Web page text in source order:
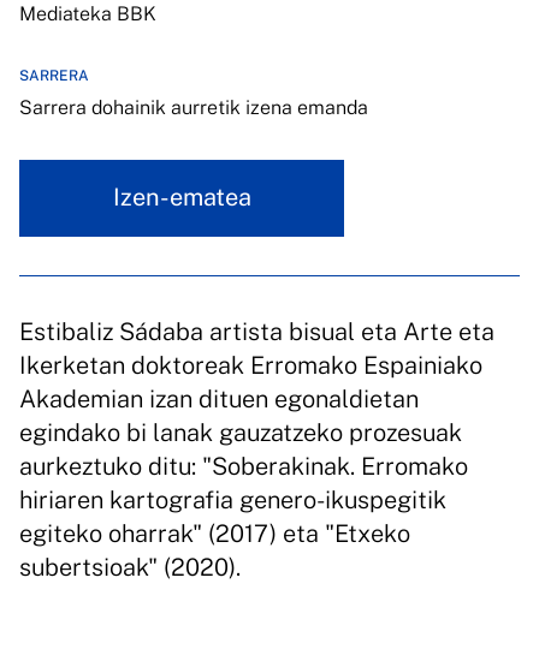
Mediateka BBK
SARRERA
Sarrera dohainik aurretik izena emanda
Izen-ematea
Estibaliz Sádaba artista bisual eta Arte eta
Ikerketan doktoreak Erromako Espainiako
Akademian izan dituen egonaldietan
egindako bi lanak gauzatzeko prozesuak
aurkeztuko ditu: "Soberakinak. Erromako
hiriaren kartografia genero-ikuspegitik
egiteko oharrak" (2017) eta "Etxeko
subertsioak" (2020).